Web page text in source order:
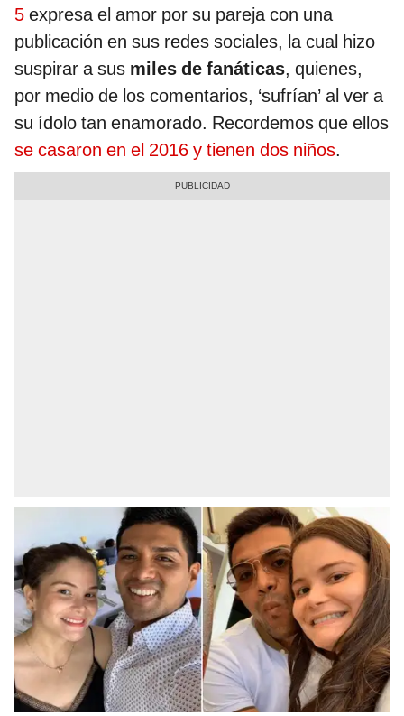
5 expresa el amor por su pareja con una
publicación en sus redes sociales, la cual hizo
suspirar a sus miles de fanáticas, quienes,
por medio de los comentarios, ‘sufrían’ al ver a
su ídolo tan enamorado. Recordemos que ellos
se casaron en el 2016 y tienen dos niños.